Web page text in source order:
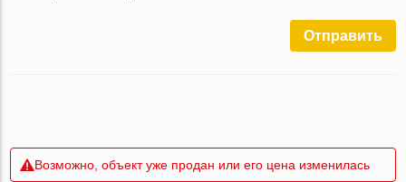
Отправить
Возможно, объект уже продан или его цена изменилась